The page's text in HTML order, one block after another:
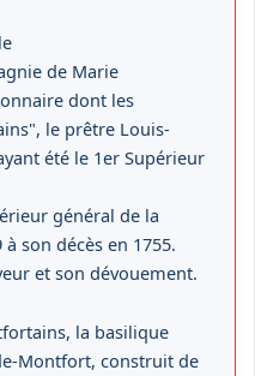
de Marie
dont les
le prêtre Louis-
été le 1er Supérieur
général de la
son décès en 1755.
et son dévouement.
la basilique
Montfort, construit de